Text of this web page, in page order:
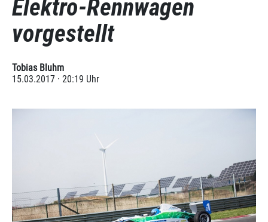
Elektro-Rennwagen
vorgestellt
Tobias Bluhm
15.03.2017 · 20:19 Uhr